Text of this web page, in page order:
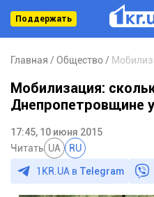
Поддержать
Главная Общество
Мобилизация:
Днепропетровщине
17:45, 10 июня 2015
Читать UA RU
1KR.UA в Telegram